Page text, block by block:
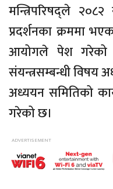
मन्त्रिपरिषद्ले
प्रदर्शनका क्रममा
आयोगले पेश गरेको
संयन्त्रसम्बन्धी विषय
अध्ययन समितिको
गरेको छ।